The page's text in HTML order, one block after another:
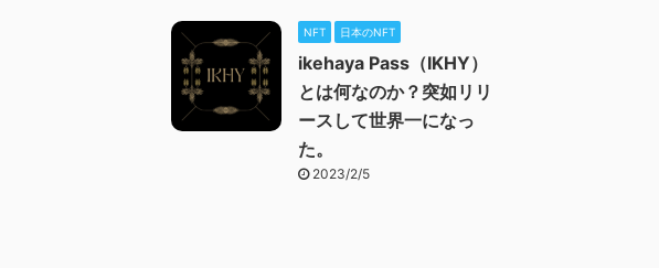
NFT 日本のNFT
ikehaya Pass（IKHY）
とは何なのか？突如リリ
ースして世界一になっ
た。
2023/2/5